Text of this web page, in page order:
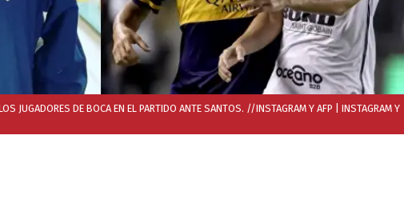
JUGADORES DE BOCA EN EL PARTIDO ANTE SANTOS. //INSTAGRAM Y AFP | INSTAGRAM Y